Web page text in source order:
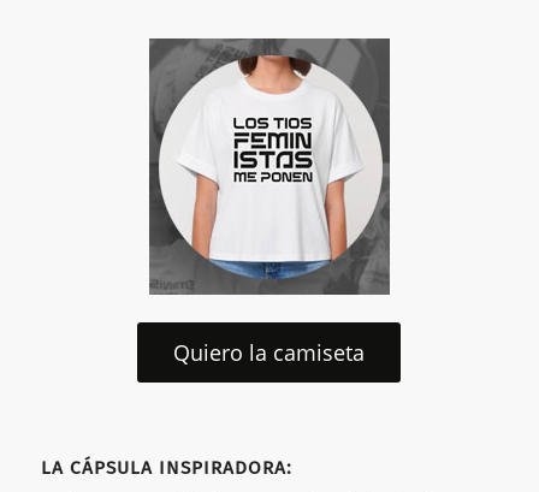
Quiero la camiseta
LA CÁPSULA INSPIRADORA: